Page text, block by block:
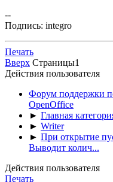
--
Подпись: integro
Печать
Вверх Страницы1
Действия пользователя
Форум поддержки
OpenOffice
► Главная
► Writer
► При открытие
Выводит колич...
Действия пользователя
Печать